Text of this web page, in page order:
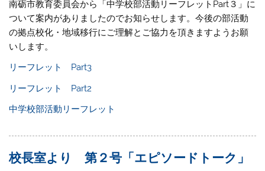
南砺市教育委員会から「中学校部活動リーフレットPart３」に
ついて案内がありましたのでお知らせします。今後の部活動
の拠点校化・地域移行にご理解とご協力を頂きますようお願
いします。
リーフレット Part3
リーフレット Part2
中学校部活動リーフレット
校長室より 第２号「エピソードトーク」